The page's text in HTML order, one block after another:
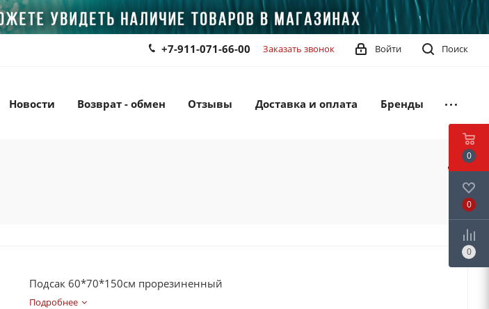
Поиск
Войти
+7-911-071-66-00 Заказать звонок
Новости Возврат - обмен Отзывы Доставка и оплата Бренды
Подсак 60*70*150см прорезиненный
Подробнее
0
0
0